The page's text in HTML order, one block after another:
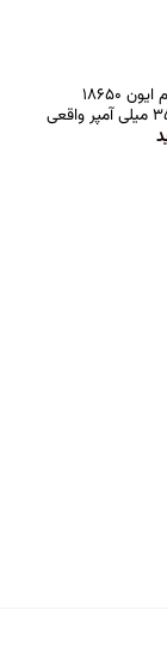
باتری لیتیوم ایون ۱۸۶۵۰